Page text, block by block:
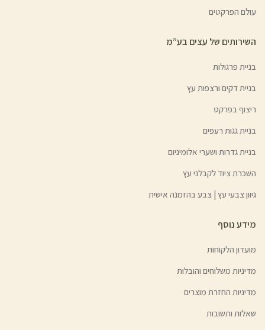
עולם הפרקטים
השירותים של עצים בע”מ
בניית פרגולות
בניית דקים ורצפות עץ
ריצוף בפרקט
בניית גגות רעפים
בניית גדרות ושערי אלומיניום
השכרת ציוד לקבלני עץ
גיוון צבעי עץ | צבע בהזמנה אישית
מידע נוסף
מועדון הלקוחות
מדיניות משלוחים והובלות
מדיניות החזרת מוצרים
שאלות ותשובות